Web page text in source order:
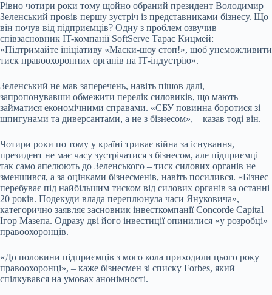
Рівно чотири роки тому щойно обраний президент Володимир
Зеленський провів першу зустріч із представниками бізнесу. Що
він почув від підприємців? Одну з проблем озвучив
співзасновник IT-компанії SoftServe Тарас Кицмей:
«Підтримайте ініціативу «Маски-шоу стоп!», щоб унеможливити
тиск правоохоронних органів на ІТ-індустрію».
Зеленський не мав заперечень, навіть пішов далі,
запропонувавши обмежити перелік силовиків, що мають
займатися економічними справами. «СБУ повинна боротися зі
шпигунами та диверсантами, а не з бізнесом», – казав тоді він.
Чотири роки по тому у країні триває війна за існування,
президент не має часу зустрічатися з бізнесом, але підприємці
так само апелюють до Зеленського – тиск силових органів не
зменшився, а за оцінками бізнесменів, навіть посилився. «Бізнес
перебуває під найбільшим тиском від силових органів за останні
20 років. Подекуди влада переплюнула часи Януковича», –
категорично заявляє засновник інвесткомпанії Concorde Capital
Ігор Мазепа. Одразу дві його інвестиції опинилися «у розробці»
правоохоронців.
«До половини підприємців з мого кола приходили цього року
правоохоронці», – каже бізнесмен зі списку Forbes, який
спілкувався на умовах анонімності.